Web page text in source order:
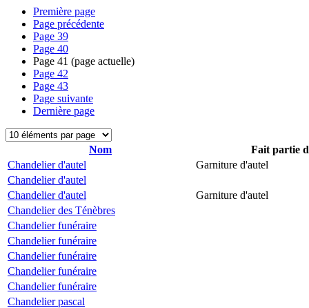
Première page
Page précédente
Page 39
Page 40
Page 41 (page actuelle)
Page 42
Page 43
Page suivante
Dernière page
Nom
Fait partie
Chandelier d'autel
Garniture d'autel
Chandelier d'autel
Chandelier d'autel
Garniture d'autel
Chandelier des Ténèbres
Chandelier funéraire
Chandelier funéraire
Chandelier funéraire
Chandelier funéraire
Chandelier funéraire
Chandelier pascal